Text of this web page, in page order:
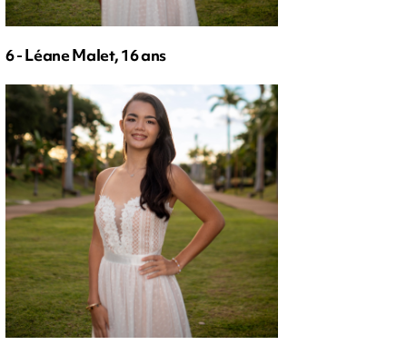
6 - Léane Malet, 16 ans